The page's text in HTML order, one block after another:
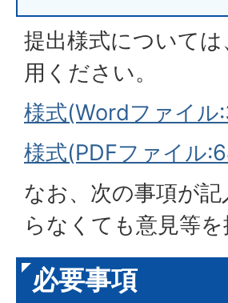
提出様式について
用ください。
様式(Wordファイル
様式(PDFファイル
なお、次の事項が
らなくても意見等
必要事項